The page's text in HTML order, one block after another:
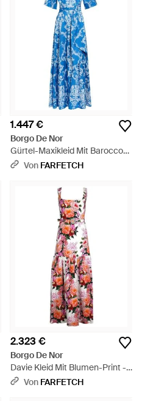
1.447 €
Borgo De Nor
Gürtel-Maxikleid Mit Barocco-
Print - Blau
Von FARFETCH
2.323 €
Borgo De Nor
Davie Kleid Mit Blumen-Print -
WeißVon FARFETCH